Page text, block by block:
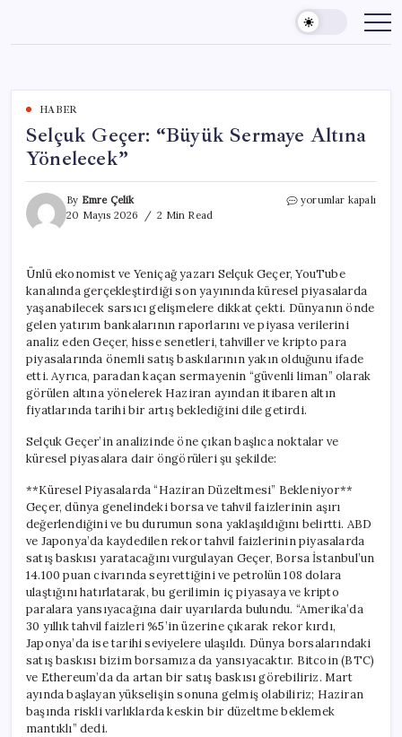
content
HABER
Selçuk Geçer: “Büyük Sermaye Altına
Yönelecek”
By Emre Çelik
20 Mayıs 2026
2 Min Read
Selçuk
Yönelecek”
için
yorumlar kapalı
Ünlü ekonomist ve Yeniçağ yazarı Selçuk Geçer, YouTube
kanalında gerçekleştirdiği son yayınında küresel piyasalarda
yaşanabilecek sarsıcı gelişmelere dikkat çekti. Dünyanın önde
gelen yatırım bankalarının raporlarını ve piyasa verilerini
analiz eden Geçer, hisse senetleri, tahviller ve kripto para
piyasalarında önemli satış baskılarının yakın olduğunu ifade
etti. Ayrıca, paradan kaçan sermayenin “güvenli liman” olarak
görülen altına yönelerek Haziran ayından itibaren altın
fiyatlarında tarihi bir artış beklediğini dile getirdi.
Selçuk Geçer’in analizinde öne çıkan başlıca noktalar ve
küresel piyasalara dair öngörüleri şu şekilde:
**Küresel Piyasalarda “Haziran Düzeltmesi” Bekleniyor**
Geçer, dünya genelindeki borsa ve tahvil faizlerinin aşırı
değerlendiğini ve bu durumun sona yaklaşıldığını belirtti. ABD
ve Japonya’da kaydedilen rekor tahvil faizlerinin piyasalarda
satış baskısı yaratacağını vurgulayan Geçer, Borsa İstanbul’un
14.100 puan civarında seyrettiğini ve petrolün 108 dolara
ulaştığını hatırlatarak, bu gerilimin iç piyasaya ve kripto
paralara yansıyacağına dair uyarılarda bulundu. “Amerika’da
30 yıllık tahvil faizleri %5’in üzerine çıkarak rekor kırdı,
Japonya’da ise tarihi seviyelere ulaşıldı. Dünya borsalarındaki
satış baskısı bizim borsamıza da yansıyacaktır. Bitcoin (BTC)
ve Ethereum’da da artan bir satış baskısı görebiliriz. Mart
ayında başlayan yükselişin sonuna gelmiş olabiliriz; Haziran
başında riskli varlıklarda keskin bir düzeltme beklemek
mantıklı” dedi.